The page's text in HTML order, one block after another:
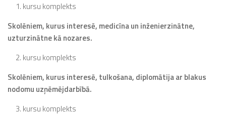
kursu komplekts
Skolēniem, kurus interesē, medicīna un inženierzinātne,
uzturzinātne kā nozares.
kursu komplekts
Skolēniem, kurus interesē, tulkošana, diplomātija ar blakus
nodomu uzņēmējdarbībā.
kursu komplekts